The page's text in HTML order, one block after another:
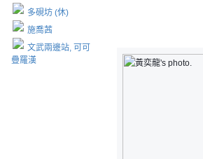
多硯坊 (休)
施喬茜
文武兩邊站, 可可
疊羅漢